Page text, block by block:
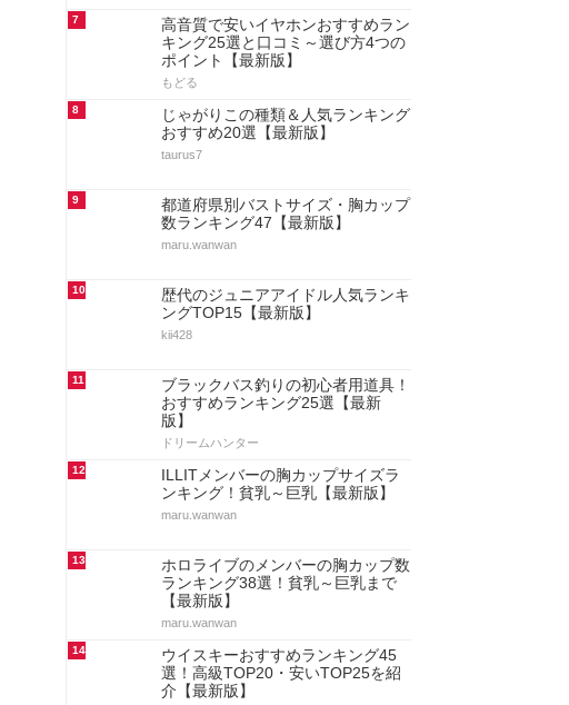
7
高音質で安いイヤホンおすすめラン
キング25選と口コミ～選び方4つの
ポイント【最新版】
もどる
8
じゃがりこの種類＆人気ランキング
おすすめ20選【最新版】
taurus7
9
都道府県別バストサイズ・胸カップ
数ランキング47【最新版】
maru.wanwan
10
歴代のジュニアアイドル人気ランキ
ングTOP15【最新版】
kii428
11
ブラックバス釣りの初心者用道具！
おすすめランキング25選【最新
版】
ドリームハンター
12
ILLITメンバーの胸カップサイズラ
ンキング！貧乳～巨乳【最新版】
maru.wanwan
13
ホロライブのメンバーの胸カップ数
ランキング38選！貧乳～巨乳まで
【最新版】
maru.wanwan
14
ウイスキーおすすめランキング45
選！高級TOP20・安いTOP25を紹
介【最新版】